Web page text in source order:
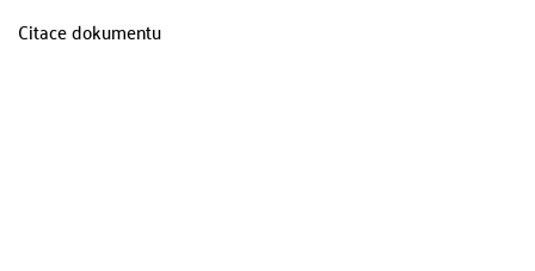
Citace dokumentu